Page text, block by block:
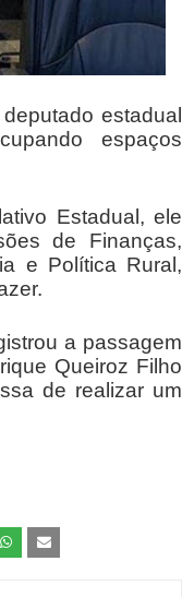
estadual
espaços
Estadual, ele
de Finanças,
e Política Rural,
a passagem
Queiroz Filho
de realizar um